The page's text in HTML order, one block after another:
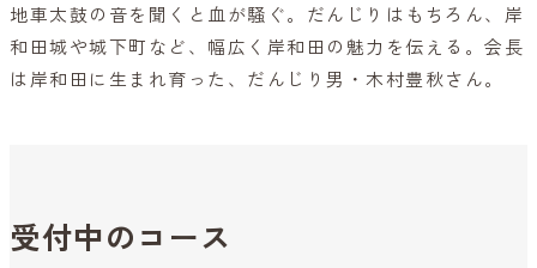
地車太鼓の音を聞くと血が騒ぐ。だんじりはもちろん、岸
和田城や城下町など、幅広く岸和田の魅力を伝える。会長
は岸和田に生まれ育った、だんじり男・木村豊秋さん。
受付中のコース